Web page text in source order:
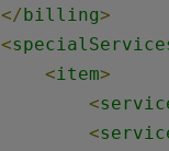
</billing>
<
<item>
<
<